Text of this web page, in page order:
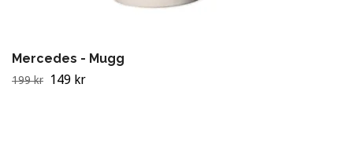
Mercedes - Mugg
199 kr 149 kr